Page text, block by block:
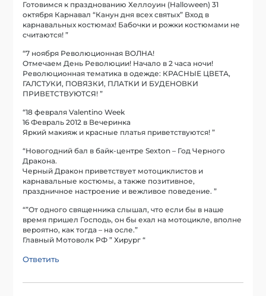
Готовимся к празднованию Хеллоуин (Halloween) 31
октября Карнавал “Канун дня всех святых” Вход в
карнавальных костюмах! Бабочки и рожки костюмами не
считаются! ”
“7 ноября Революционная ВОЛНА!
Отмечаем День Революции! Начало в 2 часа ночи!
Революционная тематика в одежде: КРАСНЫЕ ЦВЕТА,
ГАЛСТУКИ, ПОВЯЗКИ, ПЛАТКИ И БУДЕНОВКИ
ПРИВЕТСТВУЮТСЯ! ”
“18 февраля Valentino Week
16 Февраль 2012 в Вечеринка
Яркий макияж и красные платья приветствуются! ”
“Новогодний бал в байк-центре Sexton – Год Черного
Дракона.
Черный Дракон приветствует мотоциклистов и
карнавальные костюмы, а также позитивное,
праздничное настроение и вежливое поведение. ”
“”От одного священника слышал, что если бы в наше
время пришел Господь, он бы ехал на мотоцикле, вполне
вероятно, как тогда – на осле.”
Главный Мотоволк РФ ” Хирург “
Ответить